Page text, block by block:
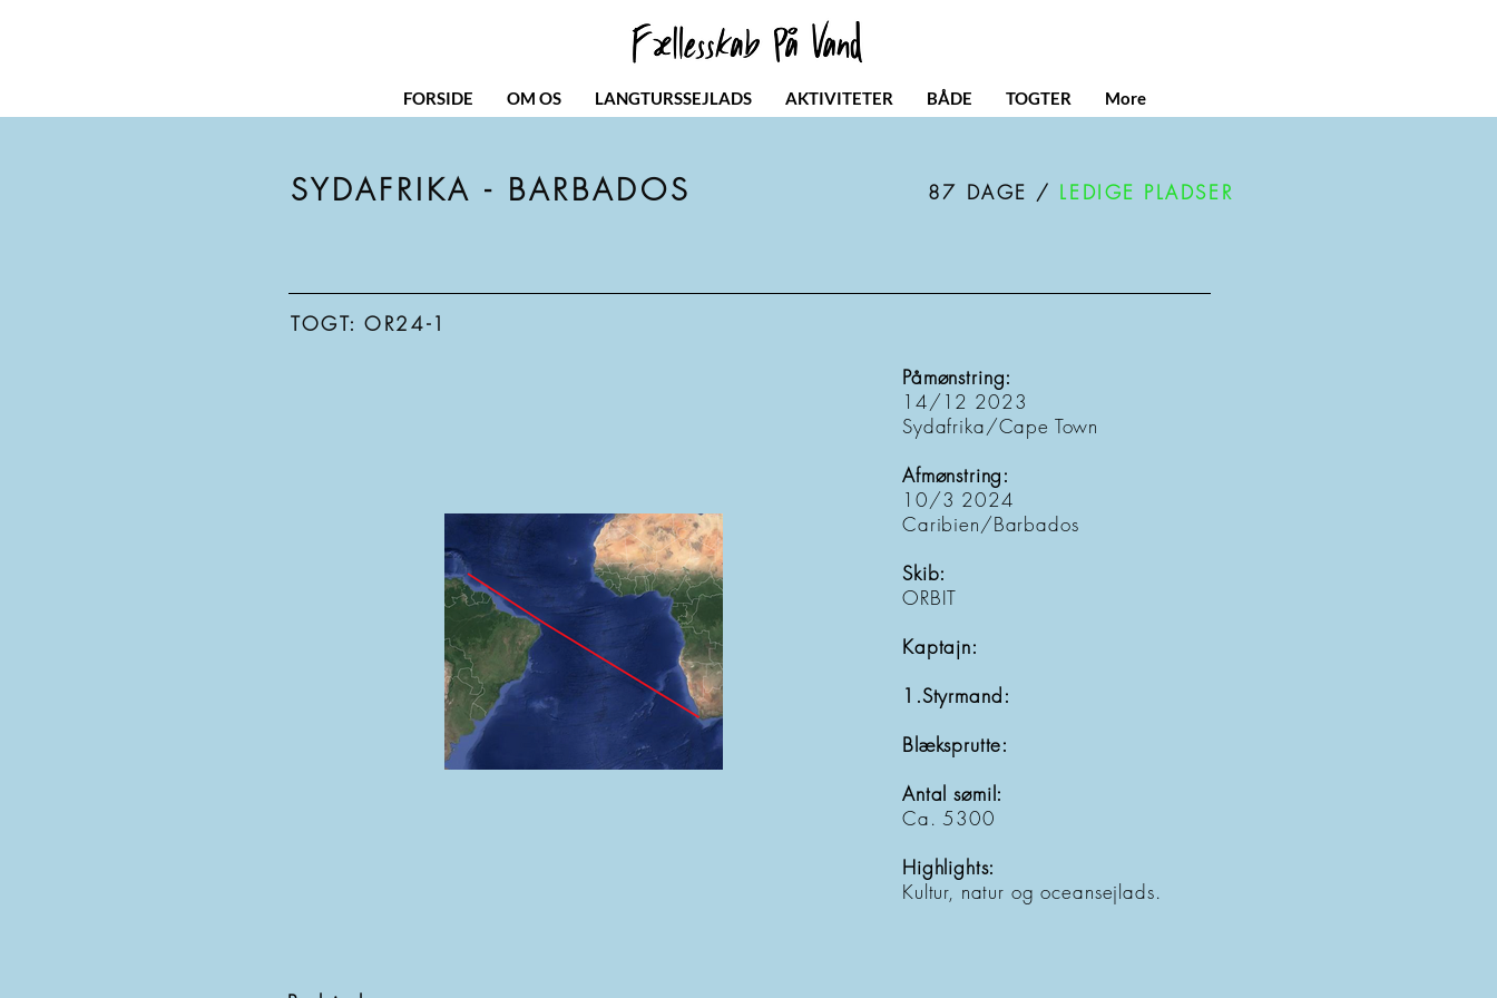
FORSIDE OM OS LANGTURSSEJLADS AKTIVITETER BÅDE TOGTER More
SYDAFRIKA - BARBADOS 87 DAGE / LEDIGE PLADSER
TOGT: OR24-1
Påmønstring:
14/12 2023
Sydafrika/Cape Town
Afmønstring:
10/3 2024
Caribien/Barbados
Skib:
ORBIT
Kaptajn:
1.Styrmand:
Blæksprutte:
Antal sømil:
Ca. 5300
Highlights:
Kultur, natur og oceansejlads.